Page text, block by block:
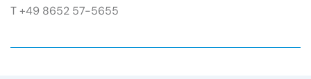
T +49 8652 57-5655